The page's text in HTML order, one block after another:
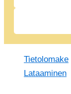
Tietolomake
Lataaminen